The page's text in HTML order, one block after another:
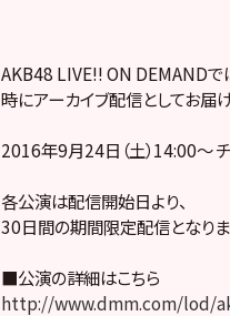
AKB48 LIVE!! ON DEMANDで
時にアーカイブ配信としてお届け
2016年9月24日（土）14:00～ チ
各公演は配信開始日より、
30日間の期間限定配信となりま
■公演の詳細はこちら
http://www.dmm.com/lod/